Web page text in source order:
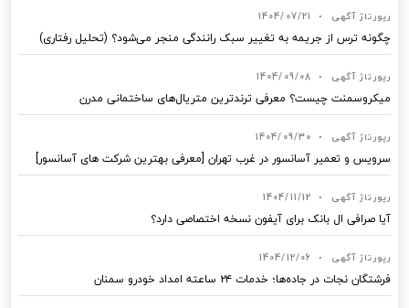
رپورتاژ آگهی •
1404/07/21
چگونه ترس از جریمه به تغییر سبک رانندگی منجر می‌شود؟ (تحلیل رفتاری)
رپورتاژ آگهی •
1404/09/08
میکروسمنت چیست؟ معرفی ترندترین متریال‌های ساختمانی مدرن
رپورتاژ آگهی •
1404/09/30
سرویس و تعمیر آسانسور در غرب تهران [معرفی بهترین شرکت های آسانسور]
رپورتاژ آگهی •
1404/11/12
آیا صرافی ال بانک برای آیفون نسخه اختصاصی دارد؟
رپورتاژ آگهی •
1404/12/06
فرشتگان نجات در جاده‌ها؛ خدمات ۲۴ ساعته امداد خودرو سمنان